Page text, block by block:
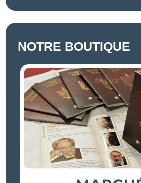
NOTRE BOUTIQUE